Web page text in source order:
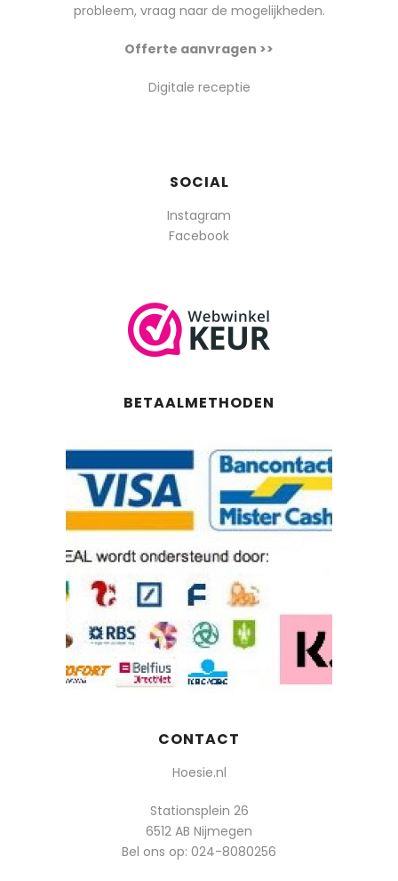
probleem, vraag naar de mogelijkheden.
Offerte aanvragen >>
Digitale receptie
SOCIAL
Instagram
Facebook
BETAALMETHODEN
CONTACT
Hoesie.nl
Stationsplein 26
6512 AB Nijmegen
Bel ons op: 024-8080256